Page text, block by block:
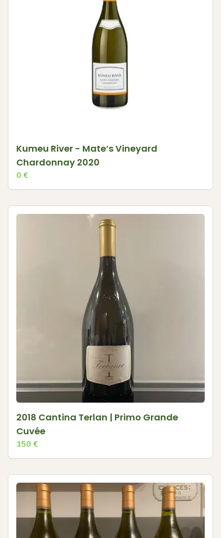
Kumeu River - Mate‘s Vineyard
Chardonnay 2020
0 €
2018 Cantina Terlan | Primo Grande
Cuvée
150 €